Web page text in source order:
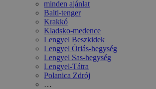
minden ajánlat
Balti-tenger
Krakkó
Kladsko-medence
Lengyel Beszkidek
Lengyel Óriás-hegység
Lengyel Sas-hegység
Lengyel-Tátra
Polanica Zdrój
…